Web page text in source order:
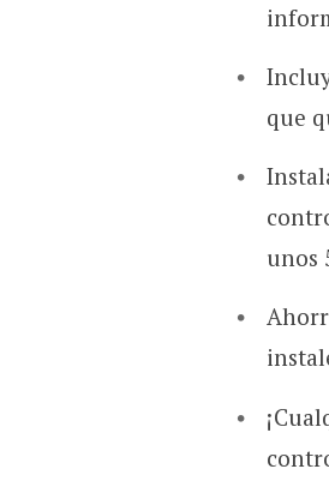
que
unos